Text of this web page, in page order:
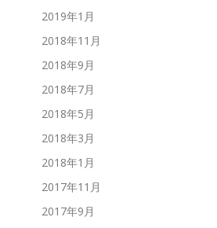
2019年1月
2018年11月
2018年9月
2018年7月
2018年5月
2018年3月
2018年1月
2017年11月
2017年9月